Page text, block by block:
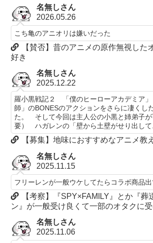
名無しさん
2026.05.26
こち亀のアニオリは嫌いだった
【賛否】昔のアニメの原作無視した
好き
名無しさん
2025.12.22
羅小黒戦記２ 「僕のヒーローアカデミア
師」のBONESのアクションをさらに凄くし
た。 そして今回は主人公の小黒と姉弟子
要） ハガレンの「壁から土壁がせり出して
【募集】地味におすすめなアニメ教
名無しさん
2025.11.15
フリーレンが一般ウケしてたらコラボ商品出
【考察】『SPY×FAMILY』とか『葬
ン』が一般受け良くて一部のオタクに
名無しさん
2025.11.06